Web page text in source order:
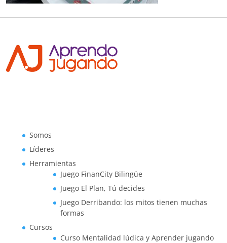
Somos
Líderes
Herramientas
Juego FinanCity Bilingüe
Juego El Plan, Tú decides
Juego Derribando: los mitos tienen muchas
formas
Cursos
Curso Mentalidad lúdica y Aprender jugando